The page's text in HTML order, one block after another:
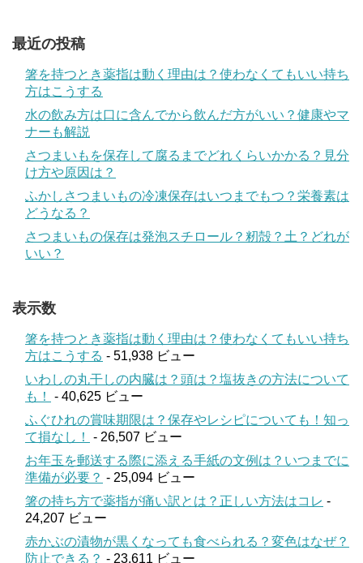
最近の投稿
箸を持つとき薬指は動く理由は？使わなくてもいい持ち
方はこうする
水の飲み方は口に含んでから飲んだ方がいい？健康やマ
ナーも解説
さつまいもを保存して腐るまでどれくらいかかる？見分
け方や原因は？
ふかしさつまいもの冷凍保存はいつまでもつ？栄養素は
どうなる？
さつまいもの保存は発泡スチロール？籾殻？土？どれが
いい？
表示数
箸を持つとき薬指は動く理由は？使わなくてもいい持ち
方はこうする - 51,938 ビュー
いわしの丸干しの内臓は？頭は？塩抜きの方法について
も！
- 40,625 ビュー
ふぐひれの賞味期限は？保存やレシピについても！知っ
て損なし！
- 26,507 ビュー
お年玉を郵送する際に添える手紙の文例は？いつまでに
準備が必要？ - 25,094 ビュー
箸の持ち方で薬指が痛い訳とは？正しい方法はコレ -
24,207 ビュー
赤かぶの漬物が黒くなっても食べられる？変色はなぜ？
防止できる？ - 23,611 ビュー